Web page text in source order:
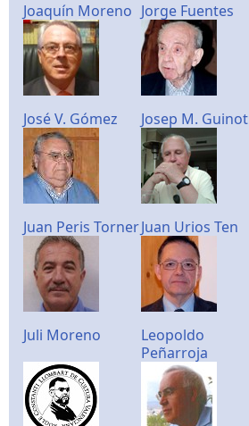
Joaquín Moreno Jorge Fuentes
José V. Gómez Josep M. Guinot
Juan Peris TornerJuan Urios Ten
Juli Moreno
Leopoldo
Peñarroja